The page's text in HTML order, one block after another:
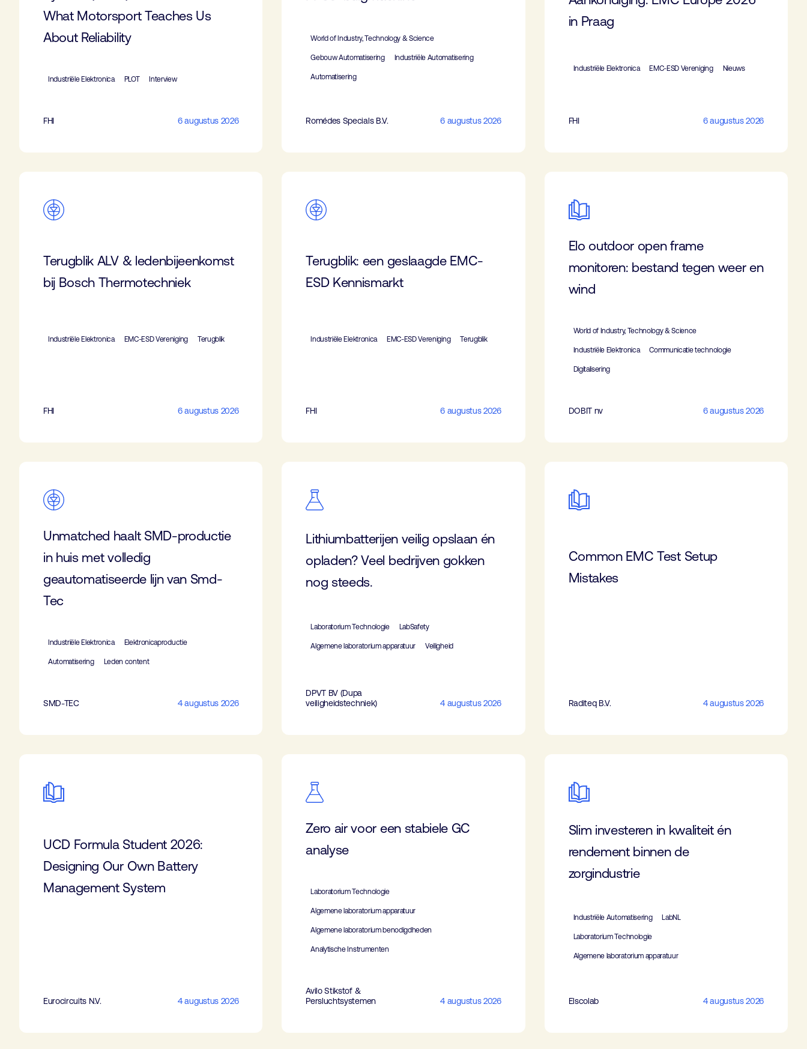
What Motorsport Teaches Us
About Reliability
Industriële Elektronica PLOT Interview
FHI 6 augustus 2026
World of Industry, Technology & Science
Gebouw Automatisering Industriële Automatisering
Automatisering
Romédes Specials B.V. 6 augustus 2026
in Praag
Industriële Elektronica EMC-ESD Vereniging Nieuws
FHI 6 augustus 2026
Terugblik ALV & ledenbijeenkomst
bij Bosch Thermotechniek
Industriële Elektronica EMC-ESD Vereniging Terugblik
FHI 6 augustus 2026
Terugblik: een geslaagde EMC-
ESD Kennismarkt
Industriële Elektronica EMC-ESD Vereniging Terugblik
FHI 6 augustus 2026
Elo outdoor open frame
monitoren: bestand tegen weer en
wind
World of Industry, Technology & Science
Industriële Elektronica Communicatie technologie
Digitalisering
DOBIT nv 6 augustus 2026
Unmatched haalt SMD-productie
in huis met volledig
geautomatiseerde lijn van Smd-
Tec
Industriële Elektronica Elektronicaproductie
Automatisering Leden content
SMD-TEC 4 augustus 2026
Lithiumbatterijen veilig opslaan én
opladen? Veel bedrijven gokken
nog steeds.
Laboratorium Technologie LabSafety
Algemene laboratorium apparatuur Veiligheid
DPVT BV (Dupa
veiligheidstechniek)
4 augustus 2026
Common EMC Test Setup
Mistakes
Raditeq B.V. 4 augustus 2026
UCD Formula Student 2026:
Designing Our Own Battery
Management System
Eurocircuits N.V. 4 augustus 2026
Zero air voor een stabiele GC
analyse
Laboratorium Technologie
Algemene laboratorium apparatuur
Algemene laboratorium benodigdheden
Analytische Instrumenten
Avilo Stikstof &
Persluchtsystemen
4 augustus 2026
Slim investeren in kwaliteit én
rendement binnen de
zorgindustrie
Industriële Automatisering LabNL
Laboratorium Technologie
Algemene laboratorium apparatuur
Elscolab 4 augustus 2026